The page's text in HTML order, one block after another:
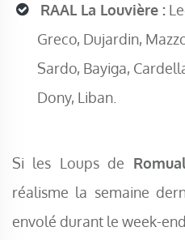
RAAL La Louvière :
Greco, Dujardin,
Sardo, Bayiga,
Dony, Liban.
Si les Loups de
réalisme la semaine
envolé durant le week-